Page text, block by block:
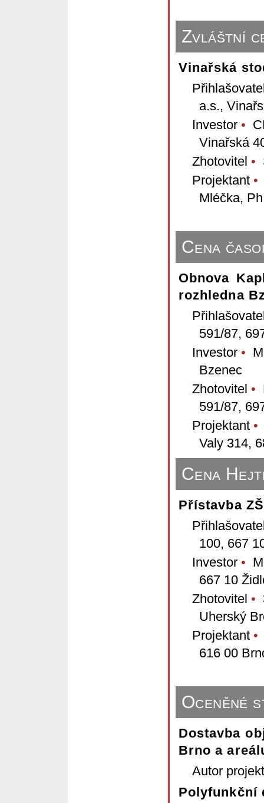
Zvláštní
Vinařská
a.s.,
Investor •
Vinařská
Zhotovitel •
Projektant •
Mléčka,
Cena
Obnova
rozhledna
591/87,
Investor •
Bzenec
Zhotovitel •
591/87,
Projektant •
Valy 314,
Cena
Přístavba
100, 667
Investor •
667 10
Zhotovitel •
Uherský
Projektant •
616 00
Oceněné
Dostavba
Brno a
Autor
Polyfunkční